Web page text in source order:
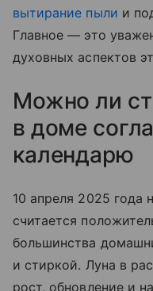
вытирание пыли и
Главное — это
духовных аспектов
Можно ли
в доме
календарю
10 апреля 2025 года
считается
большинства
и стиркой. Луна в
рост, обновление и